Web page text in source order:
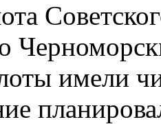
имели